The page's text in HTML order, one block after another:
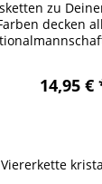
zu
decken
14,95 €